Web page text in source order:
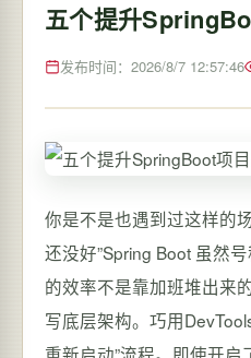
五个提升
发布时间：2026/8/7 12:57:46
你是不是也遇到过这样的
还没好”Spring Boot 虽然
的效率不是靠加班堆出来
写底层架构。巧用